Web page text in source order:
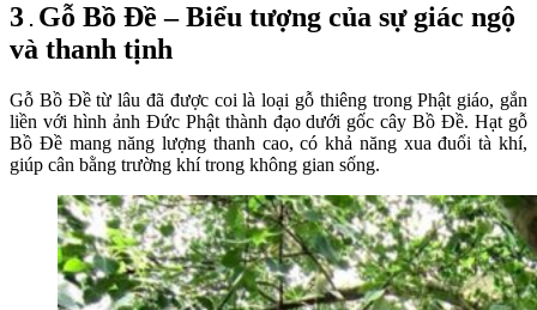
3 . Gỗ Bồ Đề – Biểu tượng của sự giác ngộ
và thanh tịnh
Gỗ Bồ Đề từ lâu đã được coi là loại gỗ thiêng trong Phật giáo, gắn
liền với hình ảnh Đức Phật thành đạo dưới gốc cây Bồ Đề. Hạt gỗ
Bồ Đề mang năng lượng thanh cao, có khả năng xua đuổi tà khí,
giúp cân bằng trường khí trong không gian sống.